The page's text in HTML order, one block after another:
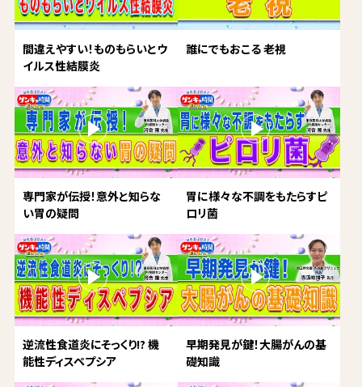
間違えやすい！ものもらいとウ
イルス性結膜炎
誰にでもおこる 老視
専門家が伝授！意外と知らな
い胃の疑問
胃に様々な不調をもたらすピ
ロリ菌
逆流性食道炎にそっくり!? 機
能性ディスペプシア
早期発見が鍵！大腸がんの基
礎知識